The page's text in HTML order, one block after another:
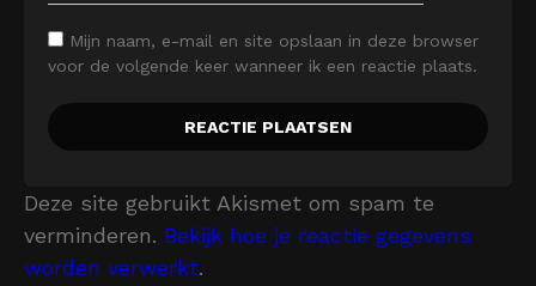
Mijn naam, e-mail en site opslaan in deze browser
voor de volgende keer wanneer ik een reactie plaats.
Deze site gebruikt Akismet om spam te
verminderen. Bekijk hoe je reactie gegevens
worden verwerkt.